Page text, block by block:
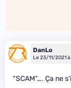
DanLo
Le 23/11/2021
“SCAM”…. Ça ne